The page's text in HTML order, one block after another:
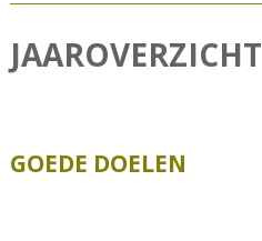
JAAROVERZICHT
GOEDE DOELEN